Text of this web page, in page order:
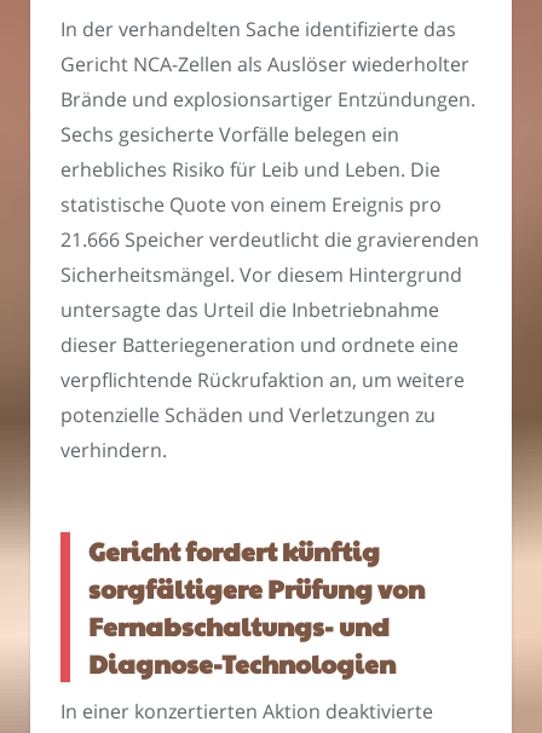
In der verhandelten Sache identifizierte das
Gericht NCA-Zellen als Auslöser wiederholter
Brände und explosionsartiger Entzündungen.
Sechs gesicherte Vorfälle belegen ein
erhebliches Risiko für Leib und Leben. Die
statistische Quote von einem Ereignis pro
21.666 Speicher verdeutlicht die gravierenden
Sicherheitsmängel. Vor diesem Hintergrund
untersagte das Urteil die Inbetriebnahme
dieser Batteriegeneration und ordnete eine
verpflichtende Rückrufaktion an, um weitere
potenzielle Schäden und Verletzungen zu
verhindern.
Gericht fordert künftig
sorgfältigere Prüfung von
Fernabschaltungs- und
Diagnose-Technologien
In einer konzertierten Aktion deaktivierte